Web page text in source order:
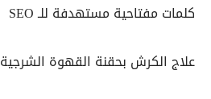
كلمات مفتاحية مستهدفة للـ SEO
علاج الكرش بحقنة القهوة الشرجية